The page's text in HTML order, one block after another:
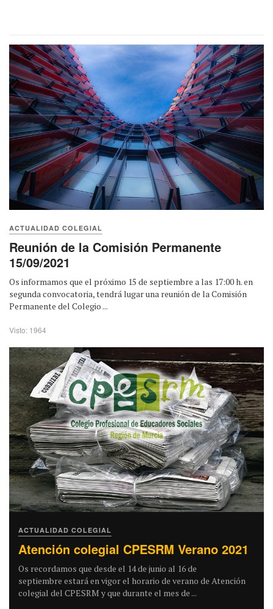
ACTUALIDAD COLEGIAL
Reunión de la Comisión Permanente
15/09/2021
Os informamos que el próximo 15 de septiembre a las 17:00 h. en
segunda convocatoria, tendrá lugar una reunión de la Comisión
Permanente del Colegio ...
Visto: 1964
ACTUALIDAD COLEGIAL
Atención colegial CPESRM Verano 2021
Os recordamos que desde el 14 de junio al 16 de
septiembre estará en vigor el horario de verano de Atención
colegial del CPESRM y que durante el mes de ...